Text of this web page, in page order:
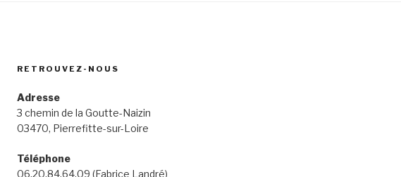
RETROUVEZ-NOUS
Adresse
3 chemin de la Goutte-Naizin
03470, Pierrefitte-sur-Loire
Téléphone
06.20.84.64.09 (Fabrice Landré)